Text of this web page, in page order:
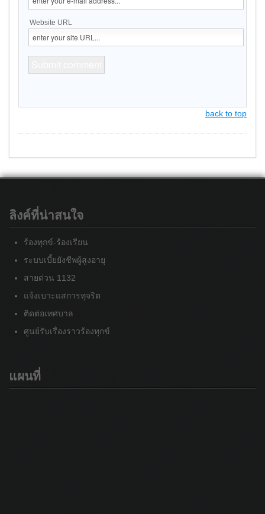
Website URL
back to top
ลิงค์ที่น่าสนใจ
ร้องทุกข์-ร้องเรียน
ระบบเบี้ยยังชีพผู้สูงอายุ
สายด่วน 1132
แจ้งเบาะแสการทุจริต
ติดต่อเทศบาล
ศูนย์รับเรื่องราวร้องทุกข์
แผนที่